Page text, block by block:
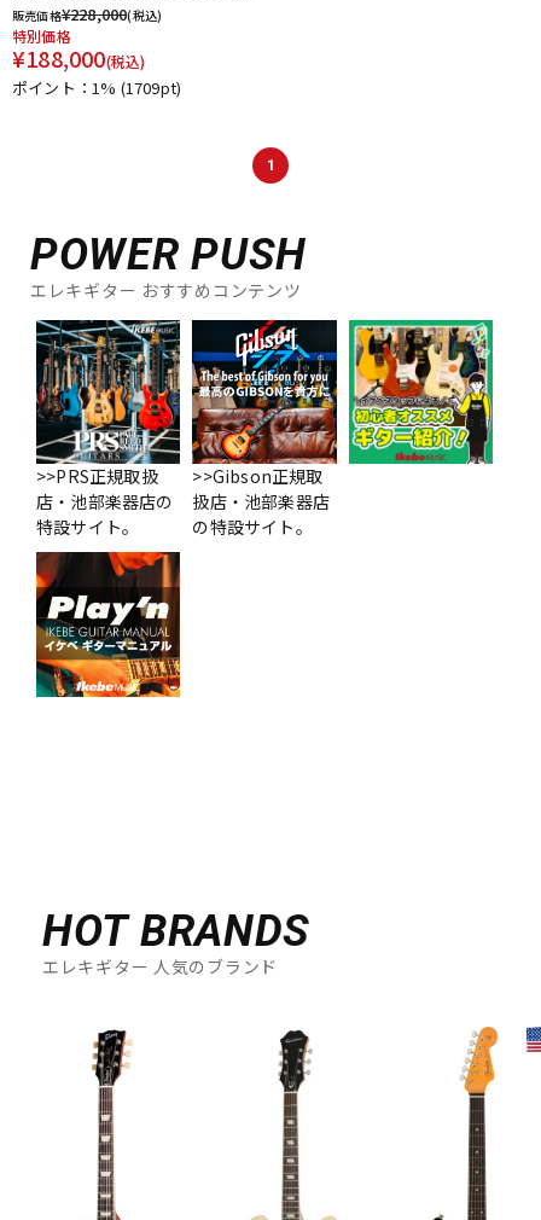
販売価格¥228,000(税込)
特別価格
¥188,000(税込)
ポイント：1% (1709pt)
1
POWER PUSH
エレキギター おすすめコンテンツ
>>PRS正規取扱
店・池部楽器店の
特設サイト。
>>Gibson正規取
扱店・池部楽器店
の特設サイト。
HOT BRANDS
エレキギター 人気のブランド